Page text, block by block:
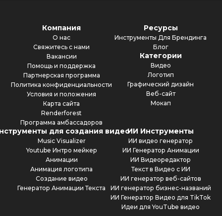
Компания
О нас
Свяжитесь с нами
Вакансии
Помощь и поддержка
Партнерская программа
Политика конфиденциальности
Условия и положения
Карта сайта
Renderforest
Программа амбассадоров
Ресурсы
Инструменты Для Брендинга
Блог
Категории
Видео
Логотип
Графический дизайн
Веб-сайт
Мокап
для создания видео
Music Visualizer
Youtube Интро мейкер
Анимации
Анимация логотипа
Создание видео
Генератор Анимации Текста
ИИ Инструменты
ИИ видео генератор
ИИ Генератор Анимации
ИИ Видеоредактор
Текст в Видео с ИИ
ИИ генератор веб-сайтов
ИИ генератор бизнес-названий
ИИ Генератор Видео для TikTok
Идеи для YouTube видео